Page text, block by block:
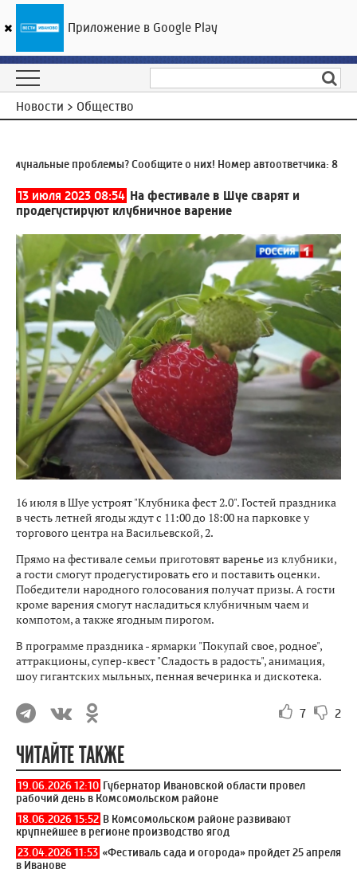
ГТРК «Ивтелерадио»
Новости > Общество
проблемы? Сообщите о них! Номер автоответчика:8
13 июля 2023 08:54 На фестивале в Шуе сварят и
продегустируют клубничное варение
16 июля в Шуе устроят "Клубника фест 2.0". Гостей праздника
в честь летней ягоды ждут с 11:00 до 18:00 на парковке у
торгового центра на Васильевской, 2.
Прямо на фестивале семьи приготовят варенье из клубники,
а гости смогут продегустировать его и поставить оценки.
Победители народного голосования получат призы. А гости
кроме варения смогут насладиться клубничным чаем и
компотом, а также ягодным пирогом.
В программе праздника - ярмарки "Покупай свое, родное",
аттракционы, супер-квест "Сладость в радость", анимация,
шоу гигантских мыльных, пенная вечеринка и дискотека.
7 2
ЧИТАЙТЕ ТАКЖЕ
19.06.2026 12:10 Губернатор Ивановской области провел
рабочий день в Комсомольском районе
18.06.2026 15:52 В Комсомольском районе развивают
крупнейшее в регионе производство ягод
23.04.2026 11:53 «Фестиваль сада и огорода» пройдет 25 апреля
в Иванове
Приложение в Google Play